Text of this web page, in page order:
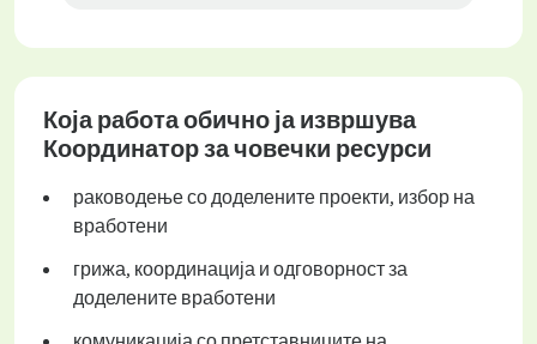
Која работа обично ја извршува
Координатор за човечки ресурси
раководење со доделените проекти, избор на
вработени
грижа, координација и одговорност за
доделените вработени